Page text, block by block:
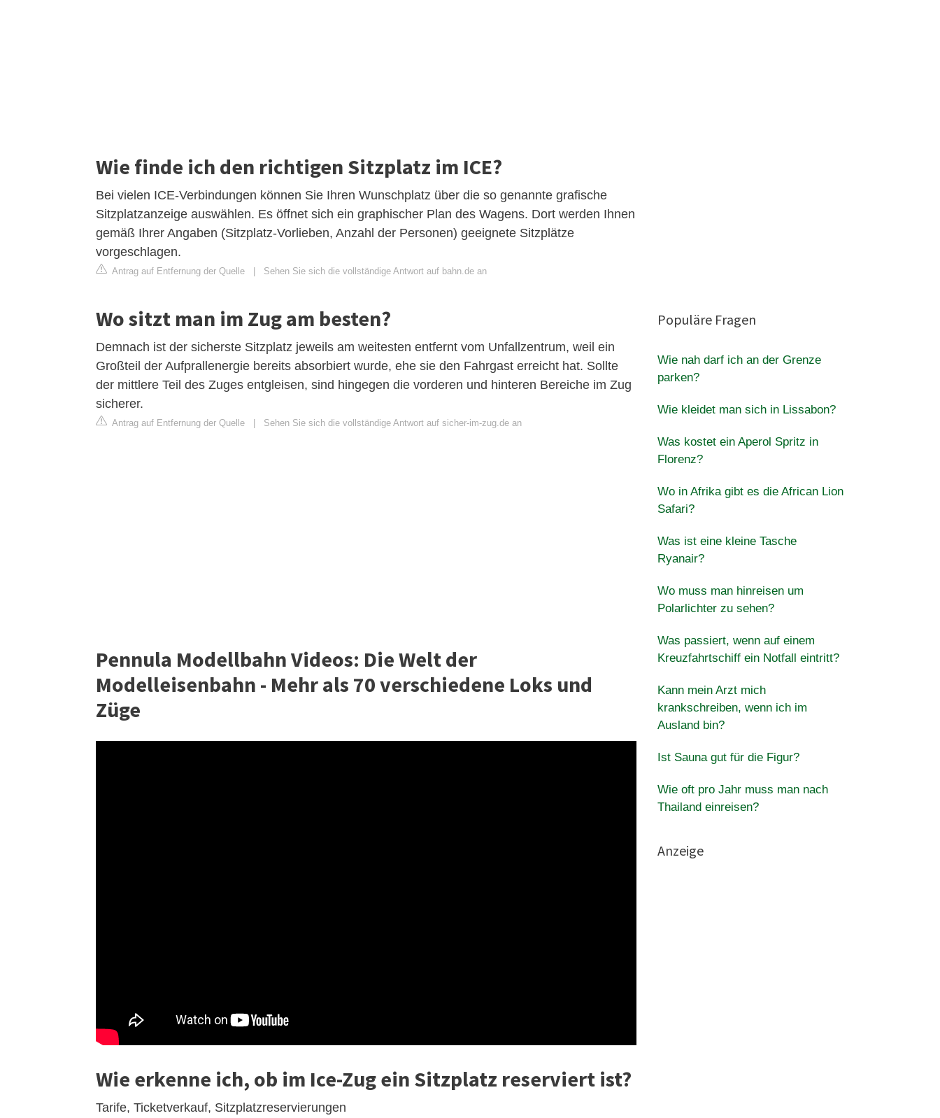
Wie finde ich den richtigen Sitzplatz im ICE?
Bei vielen ICE-Verbindungen können Sie Ihren Wunschplatz über die so genannte grafische
Sitzplatzanzeige auswählen. Es öffnet sich ein graphischer Plan des Wagens. Dort werden Ihnen
gemäß Ihrer Angaben (Sitzplatz-Vorlieben, Anzahl der Personen) geeignete Sitzplätze
vorgeschlagen.
Antrag auf Entfernung der Quelle Sehen Sie sich die vollständige Antwort auf bahn.de an
Wo sitzt man im Zug am besten?
Demnach ist der sicherste Sitzplatz jeweils am weitesten entfernt vom Unfallzentrum, weil ein
Großteil der Aufprallenergie bereits absorbiert wurde, ehe sie den Fahrgast erreicht hat. Sollte
der mittlere Teil des Zuges entgleisen, sind hingegen die vorderen und hinteren Bereiche im Zug
sicherer.
Antrag auf Entfernung der Quelle Sehen Sie sich die vollständige Antwort auf sicher-im-zug.de an
Pennula Modellbahn Videos: Die Welt der
Modelleisenbahn - Mehr als 70 verschiedene Loks und
Züge
Wie erkenne ich, ob im Ice-Zug ein Sitzplatz reserviert ist?
Tarife, Ticketverkauf, Sitzplatzreservierungen
Populäre Fragen
Wie nah darf ich an der Grenze
parken?
Wie kleidet man sich in Lissabon?
Was kostet ein Aperol Spritz in
Florenz?
Wo in Afrika gibt es die African Lion
Safari?
Was ist eine kleine Tasche
Ryanair?
Wo muss man hinreisen um
Polarlichter zu sehen?
Was passiert, wenn auf einem
Kreuzfahrtschiff ein Notfall eintritt?
Kann mein Arzt mich
krankschreiben, wenn ich im
Ausland bin?
Ist Sauna gut für die Figur?
Wie oft pro Jahr muss man nach
Thailand einreisen?
Anzeige